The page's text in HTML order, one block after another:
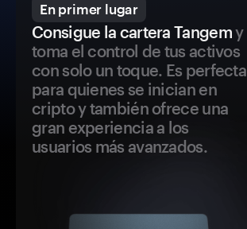
En primer lugar
Consigue la cartera Tangemy
toma el control de tus activos
con solo un toque. Es perfecta
para quienes se inician en
cripto y también ofrece una
gran experiencia a los
usuarios más avanzados.